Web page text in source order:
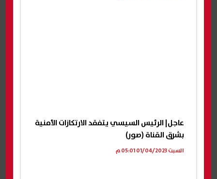
عاجل| الرئيس السيسي يتفقد الارتكازات الأمنية
بشرق القناة (صور)
السبت 01/04/2023 05:01 م